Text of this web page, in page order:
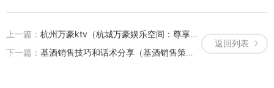
返回列表
上一篇： 杭州万豪ktv（杭城万豪娱乐空间：尊享高端KTV体验）
下一篇： 基酒销售技巧和话术分享（基酒销售策略与高效沟通话术新探）